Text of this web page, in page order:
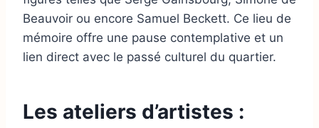
Beauvoir ou encore Samuel Beckett. Ce lieu de
mémoire offre une pause contemplative et un
lien direct avec le passé culturel du quartier.
Les ateliers d’artistes :